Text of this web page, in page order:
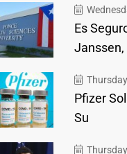
Es
Janssen,
Pfizer
Su